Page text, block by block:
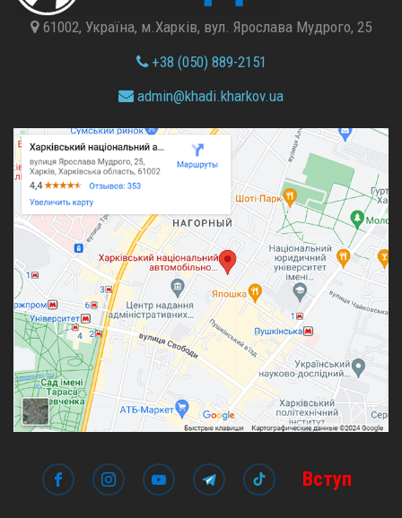
61002, Україна, м.Харків, вул. Ярослава Мудрого, 25
+38 (050) 889-2151
admin@khadi.kharkov.ua
Вступ